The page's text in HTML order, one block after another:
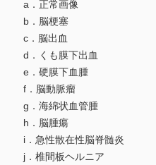
a．正常画像
b．脳梗塞
c．脳出血
d．くも膜下出血
e．硬膜下血腫
f．脳動脈瘤
g．海綿状血管腫
h．脳腫瘍
i．急性散在性脳脊髄炎
j．椎間板ヘルニア